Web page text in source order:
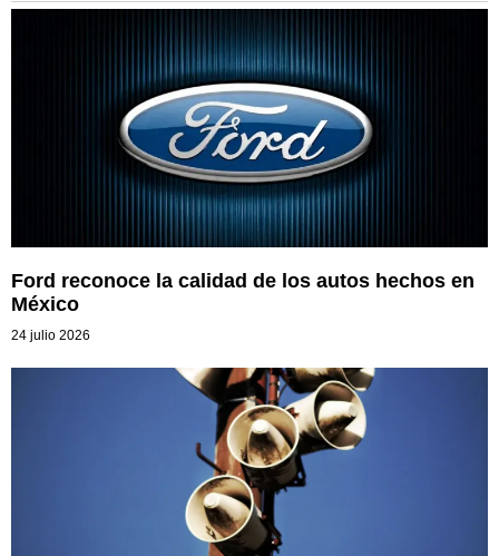
Ford reconoce la calidad de los autos hechos en
México
24 julio 2026